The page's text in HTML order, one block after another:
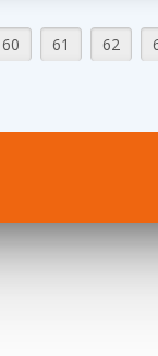
60 61 62